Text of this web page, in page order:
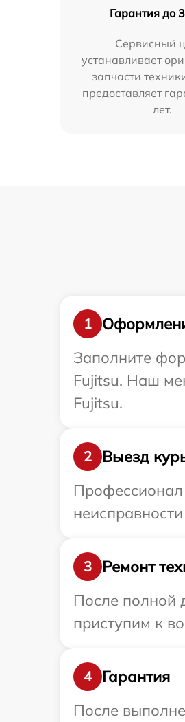
Гарантия до
Сервисный
устанавливает
запчасти
предоставляет
лет.
1
Заполните
Fujitsu. Наш
Fujitsu.
2
Выезд
Профессионал
3
Ремонт
После полной
приступим к
4
Гарантия
После